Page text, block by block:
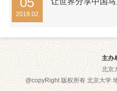
2018.02
主办
北京
@copyRight 版权所有 北京大学